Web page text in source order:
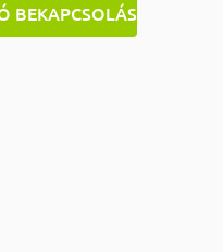
BEKAPCSOLÁS